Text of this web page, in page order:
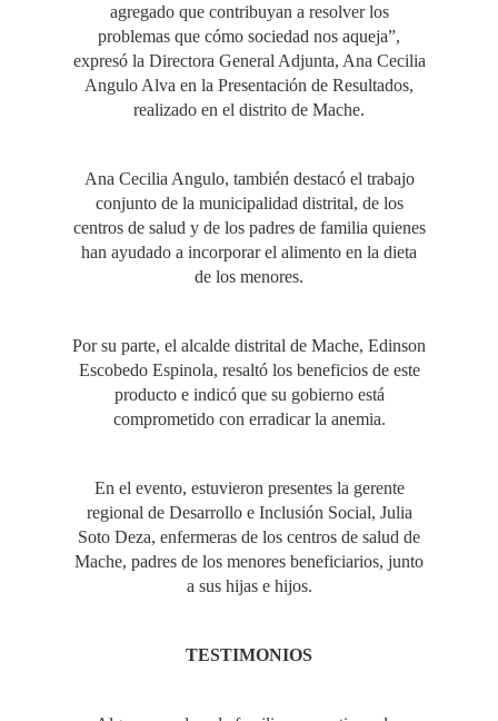
agregado que contribuyan a resolver los
problemas que cómo sociedad nos aqueja”,
expresó la Directora General Adjunta, Ana Cecilia
Angulo Alva en la Presentación de Resultados,
realizado en el distrito de Mache.
Ana Cecilia Angulo, también destacó el trabajo
conjunto de la municipalidad distrital, de los
centros de salud y de los padres de familia quienes
han ayudado a incorporar el alimento en la dieta
de los menores.
Por su parte, el alcalde distrital de Mache, Edinson
Escobedo Espinola, resaltó los beneficios de este
producto e indicó que su gobierno está
comprometido con erradicar la anemia.
En el evento, estuvieron presentes la gerente
regional de Desarrollo e Inclusión Social, Julia
Soto Deza, enfermeras de los centros de salud de
Mache, padres de los menores beneficiarios, junto
a sus hijas e hijos.
TESTIMONIOS